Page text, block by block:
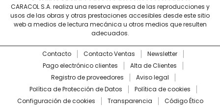
CARACOL S.A. realiza una reserva expresa de las reproducciones y
usos de las obras y otras prestaciones accesibles desde este sitio
web a medios de lectura mecánica u otros medios que resulten
adecuados.
Contacto Contacto Ventas
Newsletter
Pago electrónico clientes
Alta de Clientes
Registro de proveedores
Aviso legal
Política de Protección de Datos
Política de cookies
Configuración de cookies
Transparencia Código Ético